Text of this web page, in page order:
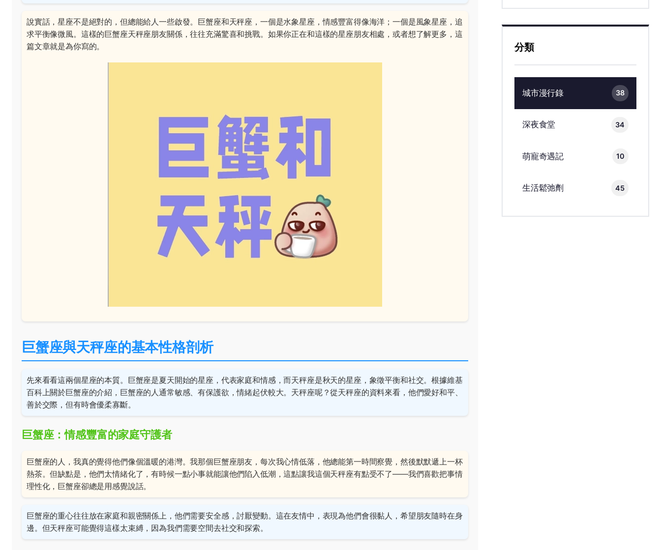
說實話，星座不是絕對的，但總能給人一些啟發。巨蟹座和天秤座，一個是水象星座，情感豐富得像海洋；一個是風象星座，追
求平衡像微風。這樣的巨蟹座天秤座朋友關係，往往充滿驚喜和挑戰。如果你正在和這樣的星座朋友相處，或者想了解更多，這
篇文章就是為你寫的。
巨蟹座與天秤座的基本性格剖析
先來看看這兩個星座的本質。巨蟹座是夏天開始的星座，代表家庭和情感，而天秤座是秋天的星座，象徵平衡和社交。根據維基
百科上關於巨蟹座的介紹，巨蟹座的人通常敏感、有保護欲，情緒起伏較大。天秤座呢？從天秤座的資料來看，他們愛好和平、
善於交際，但有時會優柔寡斷。
巨蟹座：情感豐富的家庭守護者
巨蟹座的人，我真的覺得他們像個溫暖的港灣。我那個巨蟹座朋友，每次我心情低落，他總能第一時間察覺，然後默默遞上一杯
熱茶。但缺點是，他們太情緒化了，有時候一點小事就能讓他們陷入低潮，這點讓我這個天秤座有點受不了——我們喜歡把事情
理性化，巨蟹座卻總是用感覺說話。
巨蟹座的重心往往放在家庭和親密關係上，他們需要安全感，討厭變動。這在友情中，表現為他們會很黏人，希望朋友隨時在身
邊。但天秤座可能覺得這樣太束縛，因為我們需要空間去社交和探索。
分類
城市漫行錄 38
深夜食堂 34
萌寵奇遇記 10
生活鬆弛劑 45